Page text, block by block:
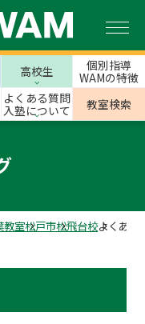
高校生
個別指導
WAMの特徴
よくある質問
入塾について
教室検索
教室松戸市松飛台校よくあ